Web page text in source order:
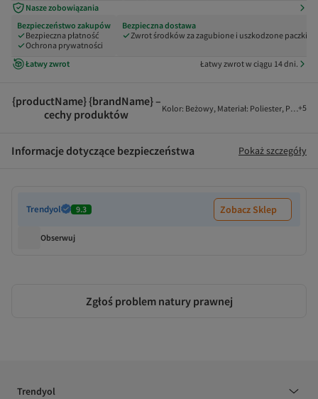
Nasze zobowiązania
Bezpieczeństwo zakupów
Bezpieczna płatność
Ochrona prywatności
Bezpieczna dostawa
Zwrot środków za zagubione i uszkodzone paczki
Łatwy zwrot Łatwy zwrot w ciągu 14 dni.
{productName} {brandName} –
cechy produktów
Kolor: Beżowy, Materiał: Poliester, +5
Informacje dotyczące bezpieczeństwa Pokaż szczegóły
Trendyol 9.3 Zobacz Sklep
Obserwuj
Zgłoś problem natury prawnej
Trendyol